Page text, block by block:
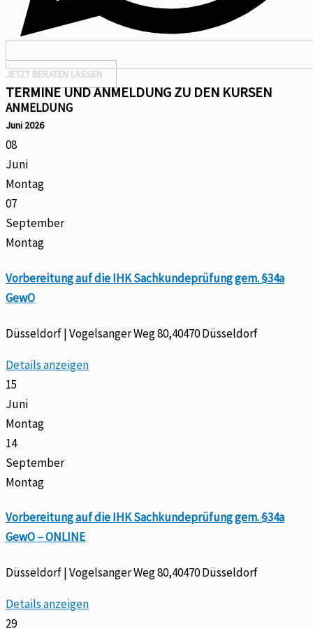
JETZT BERATEN LASSEN
TERMINE UND ANMELDUNG ZU DEN KURSEN
ANMELDUNG
Juni 2026
08
Juni
Montag
07
September
Montag
Vorbereitung auf die IHK Sachkundeprüfung gem. §34a
GewO
Düsseldorf | Vogelsanger Weg 80,40470 Düsseldorf
Details anzeigen
15
Juni
Montag
14
September
Montag
Vorbereitung auf die IHK Sachkundeprüfung gem. §34a
GewO – ONLINE
Düsseldorf | Vogelsanger Weg 80,40470 Düsseldorf
Details anzeigen
29